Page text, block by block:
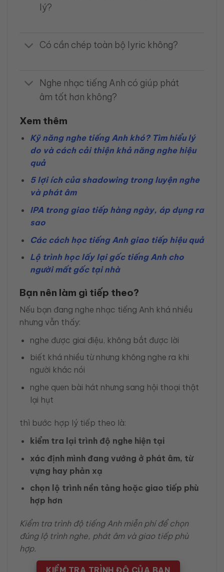
lý?
Có cần chép toàn bộ lyric không?
Nghe nhạc tiếng Anh có giúp phát
âm tốt hơn không?
Xem thêm
Kỹ năng nghe tiếng Anh khó? Tìm hiểu lý
do và cách cải thiện khả năng nghe hiệu
quả
5 lợi ích của shadowing trong luyện nghe
và phát âm
IPA trong giao tiếp hàng ngày, áp dụng ra
sao
Các cách học tiếng Anh giao tiếp hiệu quả
Lộ trình học lấy lại gốc tiếng Anh cho
người mất gốc tại nhà
Bạn nên làm gì tiếp theo?
Nếu bạn đang nghe nhạc tiếng Anh khá nhiều
nhưng vẫn thấy:
nghe được giai điệu, không bắt được lời
biết khá nhiều từ nhưng không nghe ra khi
người khác nói
nghe quen bài hát nhưng sang hội thoại thật
lại hụt
thì bước hợp lý tiếp theo là:
kiểm tra lại trình độ nghe hiện tại
xác định mình đang vướng ở phát âm, từ
vựng hay phản xạ
chọn lộ trình nền tảng hoặc giao tiếp phù
hợp hơn
Kiểm tra trình độ tiếng Anh miễn phí để chọn
đúng lộ trình nghe, phát âm và giao tiếp phù
hợp.